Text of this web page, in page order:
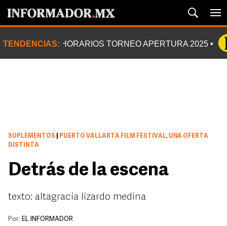
TENDENCIAS: HORARIOS TORNEO APERTURA 2025
SUPLEMENTOS
PUERTO VALLARTA FILM FESTIVAL, UNA OFERTA
DISTINTA
Detrás de la escena
texto: altagracia lizardo medina
Por: EL INFORMADOR